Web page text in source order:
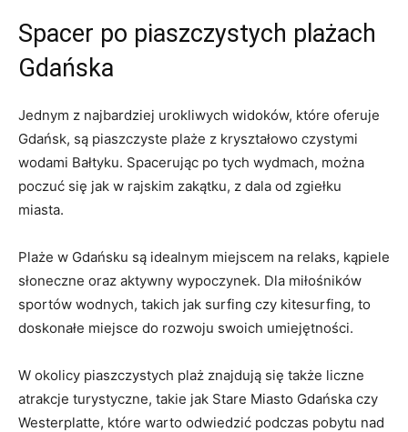
Spacer po piaszczystych​ plażach
Gdańska
Jednym z⁢ najbardziej urokliwych‌ widoków, które oferuje
Gdańsk, są piaszczyste plaże z kryształowo czystymi
wodami Bałtyku. Spacerując​ po tych wydmach,⁣ można
poczuć ​się jak w rajskim zakątku, ‍z dala od zgiełku
miasta.
Plaże⁣ w Gdańsku są idealnym miejscem na relaks, kąpiele
słoneczne oraz aktywny wypoczynek. Dla miłośników
sportów wodnych, takich jak surfing czy kitesurfing,⁣ to
doskonałe miejsce do rozwoju swoich umiejętności.
W okolicy piaszczystych plaż znajdują się także liczne
atrakcje turystyczne, takie jak Stare Miasto⁢ Gdańska czy
Westerplatte, które warto odwiedzić podczas ⁤pobytu nad